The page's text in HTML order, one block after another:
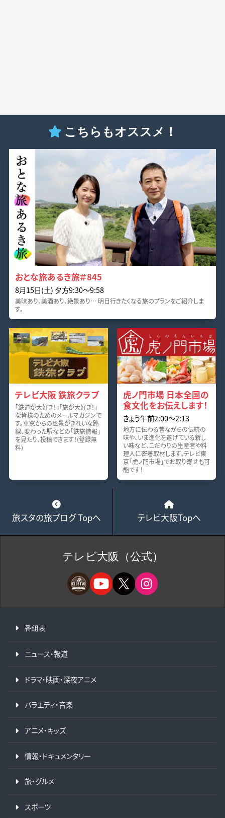
こちらもオススメ！
おとな旅あるき旅＃845
8月15日(土) 夕方9:30～9:58
美味あり、美酒あり、絶景あり… 明日行きたくなる旅のプランをご紹介しま
す。
テレビ大阪 鉄旅クラブ
「鉄道が大好き！」「旅が大好き！」
な皆様のためのメールマガジンで
す。車窓からの風景がきれいな路
線、変わった駅などの「鉄旅情報」
を見たり、投稿できます！(登録無
料)
虎ノ門市場 日本全国の
食文化をお伝えします！
きょう午前2:00～2:13
地方に伝わる昔ながらの伝統の
味や、いま進化を遂げている新し
い味など、こだわりの生産者や料
理人に密着取材します。テレビ東
京「虎ノ門市場」でお取り寄せも可
能です！
旅スタの旅ブログ Topへ テレビ大阪Topへ
テレビ大阪（公式）
番組表
ニュース・報道
ドラマ・映画・深夜アニメ
バラエティ・音楽
アニメ・キッズ
情報・ドキュメンタリー
旅・グルメ
スポーツ